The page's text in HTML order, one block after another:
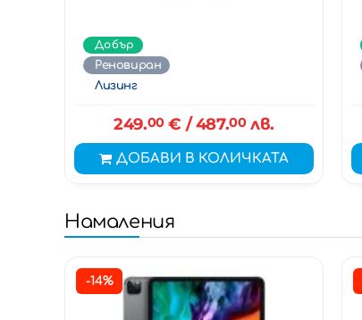
Добър
Реновиран
Лизинг
249.00€ / 487.00лв.
ДОБАВИ В КОЛИЧКАТА
Намаления
-14%